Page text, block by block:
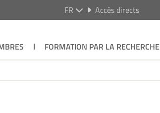
FR Accès directs
FORMATION PAR LA RECHERCHE